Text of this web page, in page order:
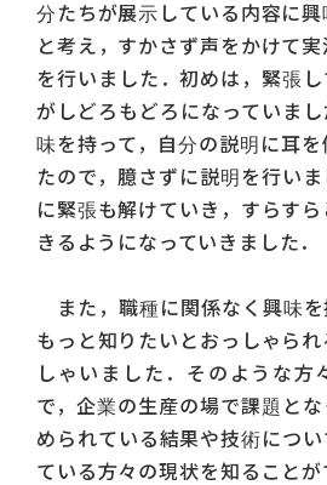
分たちが展示している内容に
と考え，すかさず声をかけて
を行いました．初めは，緊張
がしどろもどろになっていま
味を持って，自分の説明に耳
たので，臆さずに説明を行い
に緊張も解けていき，すらす
きるようになっていきました．
また，職種に関係なく興味を
もっと知りたいとおっしゃら
しゃいました．そのような方
で，企業の生産の場で課題と
められている結果や技術につ
ている方々の現状を知ることが